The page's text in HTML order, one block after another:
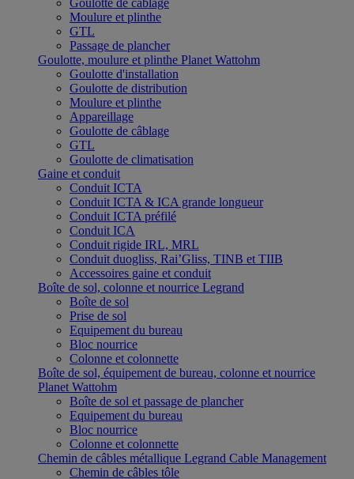
Goulotte de câblage
Moulure et plinthe
GTL
Passage de plancher
Goulotte, moulure et plinthe Planet Wattohm
Goulotte d'installation
Goulotte de distribution
Moulure et plinthe
Appareillage
Goulotte de câblage
GTL
Goulotte de climatisation
Gaine et conduit
Conduit ICTA
Conduit ICTA & ICA grande longueur
Conduit ICTA préfilé
Conduit ICA
Conduit rigide IRL, MRL
Conduit duogliss, Rai’Gliss, TINB et TIIB
Accessoires gaine et conduit
Boîte de sol, colonne et nourrice Legrand
Boîte de sol
Prise de sol
Equipement du bureau
Bloc nourrice
Colonne et colonnette
Boîte de sol, équipement de bureau, colonne et nourrice
Planet Wattohm
Boîte de sol et passage de plancher
Equipement du bureau
Bloc nourrice
Colonne et colonnette
Chemin de câbles métallique Legrand Cable Management
Chemin de câbles tôle